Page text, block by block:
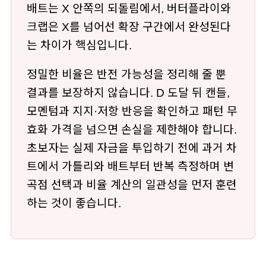
배트는 X 안쪽의 되돌림에서, 버터플라이와
크랩은 X를 넘어선 확장 구간에서 완성된다
는 차이가 핵심입니다.
정밀한 비율은 반전 가능성을 정리해 줄 뿐
결과를 보장하지 않습니다. D 도달 뒤 캔들,
모멘텀과 지지·저항 반응을 확인하고 패턴 무
효화 가격을 넘으면 손실을 제한해야 합니다.
초보자는 실제 자금을 투입하기 전에 과거 차
트에서 가틀리와 배트부터 반복 측정하며 변
곡점 선택과 비율 계산의 일관성을 먼저 훈련
하는 것이 좋습니다.